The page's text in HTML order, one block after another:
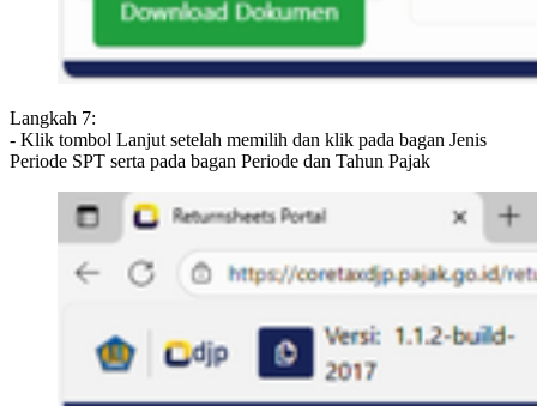
Langkah 7:
- Klik tombol Lanjut setelah memilih dan klik pada bagan Jenis
Periode SPT serta pada bagan Periode dan Tahun Pajak